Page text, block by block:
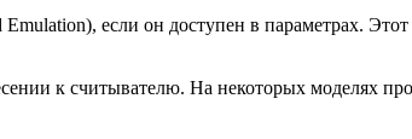
если он доступен в параметрах.
к считывателю. На некоторых моделях